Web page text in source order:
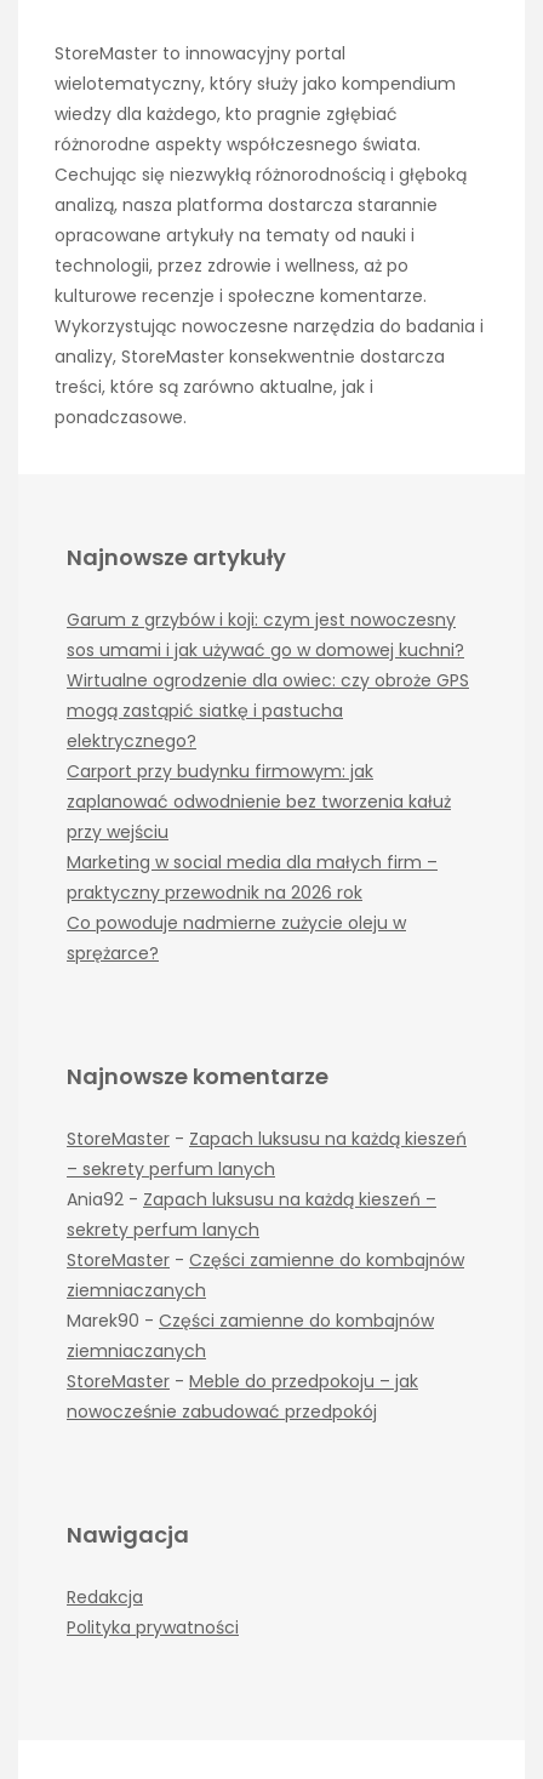
StoreMaster to innowacyjny portal
wielotematyczny, który służy jako kompendium
wiedzy dla każdego, kto pragnie zgłębiać
różnorodne aspekty współczesnego świata.
Cechując się niezwykłą różnorodnością i głęboką
analizą, nasza platforma dostarcza starannie
opracowane artykuły na tematy od nauki i
technologii, przez zdrowie i wellness, aż po
kulturowe recenzje i społeczne komentarze.
Wykorzystując nowoczesne narzędzia do badania i
analizy, StoreMaster konsekwentnie dostarcza
treści, które są zarówno aktualne, jak i
ponadczasowe.
Najnowsze artykuły
Garum z grzybów i koji: czym jest nowoczesny
sos umami i jak używać go w domowej kuchni?
Wirtualne ogrodzenie dla owiec: czy obroże GPS
mogą zastąpić siatkę i pastucha
elektrycznego?
Carport przy budynku firmowym: jak
zaplanować odwodnienie bez tworzenia kałuż
przy wejściu
Marketing w social media dla małych firm –
praktyczny przewodnik na 2026 rok
Co powoduje nadmierne zużycie oleju w
sprężarce?
Najnowsze komentarze
StoreMaster - Zapach luksusu na każdą kieszeń
– sekrety perfum lanych
Ania92 - Zapach luksusu na każdą kieszeń –
sekrety perfum lanych
StoreMaster - Części zamienne do kombajnów
ziemniaczanych
Marek90 - Części zamienne do kombajnów
ziemniaczanych
StoreMaster - Meble do przedpokoju – jak
nowocześnie zabudować przedpokój
Nawigacja
Redakcja
Polityka prywatności